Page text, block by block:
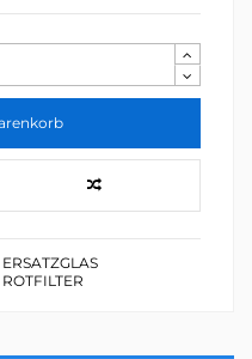
ERSATZGLAS
ROTFILTER